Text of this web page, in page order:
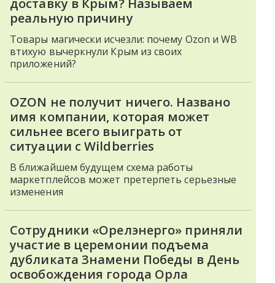
реальную причину
Товары магически исчезли: почему Ozon и WB
втихую вычеркнули Крым из своих
приложений?
OZON не получит ничего. Названо
имя компании, которая может
сильнее всего выиграть от
ситуации с Wildberries
В ближайшем будущем схема работы
маркетплейсов может претерпеть серьезные
изменения
Сотрудники «Орелэнерго» приняли
участие в церемонии подъема
дубликата Знамени Победы в День
освобождения города Орла